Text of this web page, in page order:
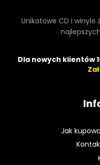
Unikatowe CD i
Dla nowych klientów
Jak